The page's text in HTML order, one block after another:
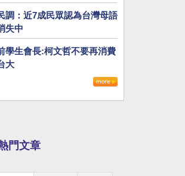
調：近7成民眾認為台灣母語
失中
學生會長:柯文哲不要再消費
大
門文章